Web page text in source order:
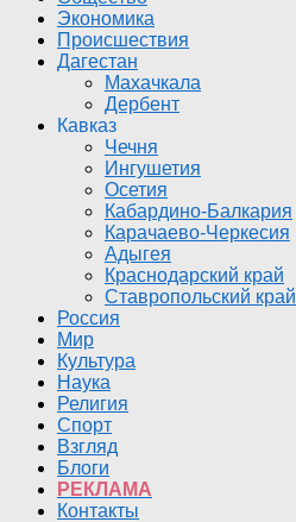
Экономика
Происшествия
Дагестан
Махачкала
Дербент
Кавказ
Чечня
Ингушетия
Осетия
Кабардино-Балкария
Карачаево-Черкесия
Адыгея
Краснодарский край
Ставропольский край
Россия
Мир
Культура
Наука
Религия
Спорт
Взгляд
Блоги
РЕКЛАМА
Контакты